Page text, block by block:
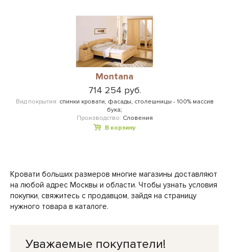
Montana
714 254 руб.
Вид покрытия: спинки кровати, фасады, столешницы - 100% массив
бука;
Производство: Словения
В корзину
Кровати больших размеров многие магазины доставляют
на любой адрес Москвы и области. Чтобы узнать условия
покупки, свяжитесь с продавцом, зайдя на страницу
нужного товара в каталоге.
Уважаемые покупатели!